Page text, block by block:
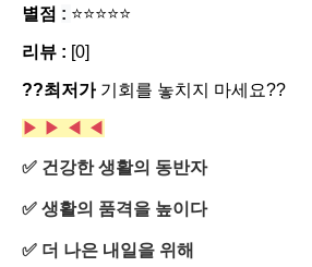
별점 : ⭐⭐⭐⭐⭐
리뷰 : [0]
??최저가 기회를 놓치지 마세요??
▶ ▶ ◀ ◀
✅ 건강한 생활의 동반자
✅ 생활의 품격을 높이다
✅ 더 나은 내일을 위해